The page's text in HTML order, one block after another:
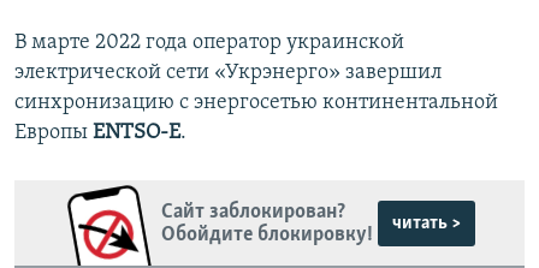
В марте 2022 года оператор украинской
электрической сети «Укрэнерго» завершил
синхронизацию с энергосетью континентальной
Европы ENTSO-E.
Сайт заблокирован?
Обойдите блокировку!
читать >